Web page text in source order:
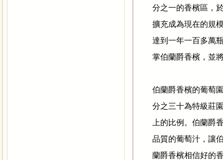
分之一的香檳區，
擴充成為現在的規
達到一年一百多萬
掌伯蘭爵香檳，並
伯蘭爵香檳的葡萄
分之三十為特級莊
上的比例。伯蘭爵
品質的葡萄汁，讓
蘭爵香檳相信好的